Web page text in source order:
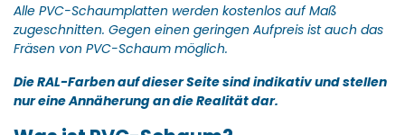
Alle PVC-Schaumplatten werden kostenlos auf Maß
zugeschnitten. Gegen einen geringen Aufpreis ist auch das
Fräsen von PVC-Schaum möglich.
Die RAL-Farben auf dieser Seite sind indikativ und stellen
nur eine Annäherung an die Realität dar.